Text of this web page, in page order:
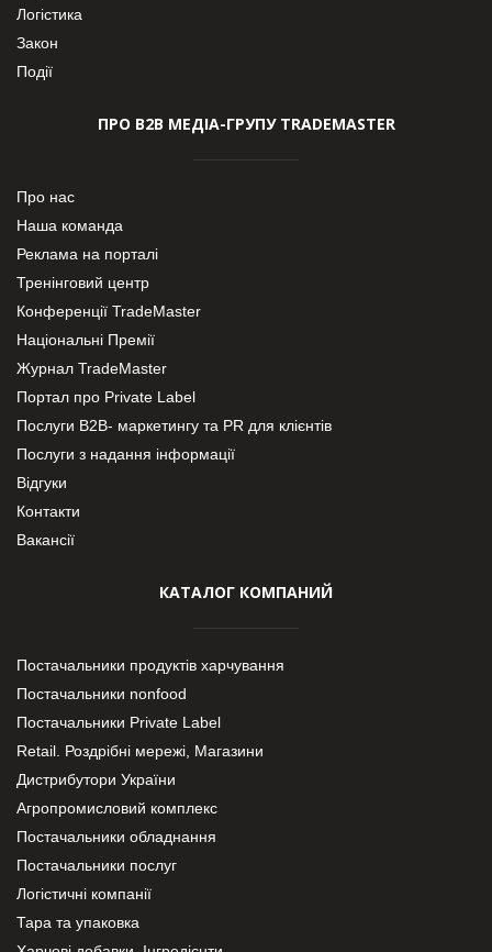
Логістика
Закон
Події
ПРО В2В МЕДІА-ГРУПУ TRADEMASTER
Про нас
Наша команда
Реклама на порталі
Тренінговий центр
Конференції TradeMaster
Національні Премії
Журнал TradeMaster
Портал про Private Label
Послуги В2В- маркетингу та PR для клієнтів
Послуги з надання інформації
Відгуки
Контакти
Вакансії
КАТАЛОГ КОМПАНИЙ
Постачальники продуктів харчування
Постачальники nonfood
Постачальники Private Label
Retail. Роздрібні мережі, Магазини
Дистрибутори України
Агропромисловий комплекс
Постачальники обладнання
Постачальники послуг
Логістичні компанії
Тара та упаковка